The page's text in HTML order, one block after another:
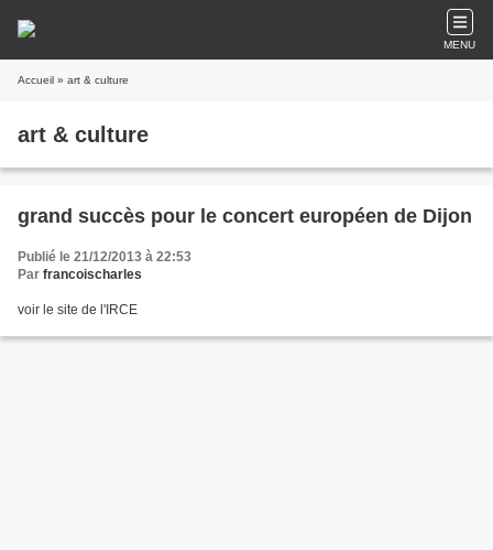
MENU
Accueil » art & culture
art & culture
grand succès pour le concert européen de Dijon
Publié le 21/12/2013 à 22:53
Par francoischarles
voir le site de l'IRCE